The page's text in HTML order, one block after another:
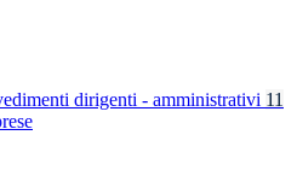
dirigenti - amministrativi 11